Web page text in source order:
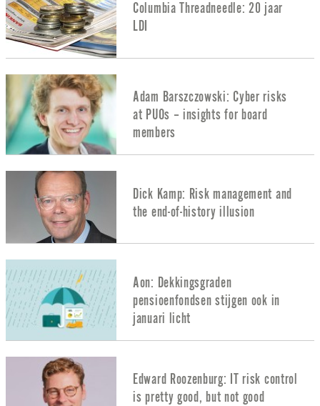
Columbia Threadneedle: 20 jaar
LDI
Adam Barszczowski: Cyber risks
at PUOs – insights for board
members
Dick Kamp: Risk management and
the end-of-history illusion
Aon: Dekkingsgraden
pensioenfondsen stijgen ook in
januari licht
Edward Roozenburg: IT risk control
is pretty good, but not good